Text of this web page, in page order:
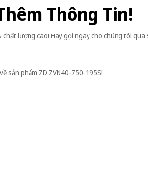
Thông Tin!
lượng cao! Hãy gọi ngay cho chúng tôi qua
sản phẩm ZD ZVN40-750-195S!